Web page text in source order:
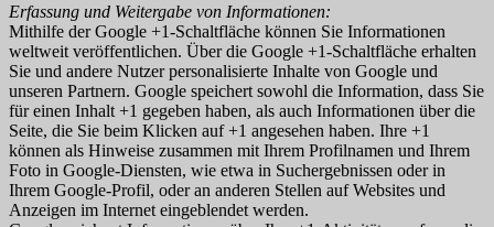
Erfassung und Weitergabe von Informationen:
Mithilfe der Google +1-Schaltfläche können Sie Informationen
weltweit veröffentlichen. Über die Google +1-Schaltfläche erhalten
Sie und andere Nutzer personalisierte Inhalte von Google und
unseren Partnern. Google speichert sowohl die Information, dass Sie
für einen Inhalt +1 gegeben haben, als auch Informationen über die
Seite, die Sie beim Klicken auf +1 angesehen haben. Ihre +1
können als Hinweise zusammen mit Ihrem Profilnamen und Ihrem
Foto in Google-Diensten, wie etwa in Suchergebnissen oder in
Ihrem Google-Profil, oder an anderen Stellen auf Websites und
Anzeigen im Internet eingeblendet werden.